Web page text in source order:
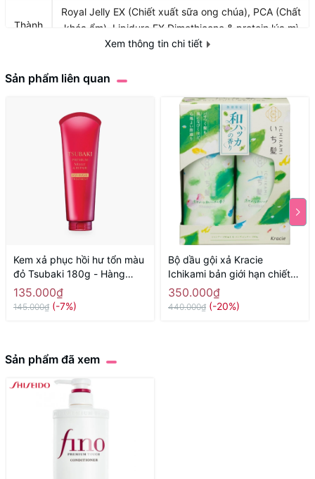
Thành
Royal Jelly EX (Chiết xuất sữa ong chúa), PCA (Chất
khóa ẩm), Lipidure EX,Dimethicone & protein lúa mì
thủy phân
Xem thông tin chi tiết
Sản phẩm liên quan
Kem xả phục hồi hư tổn màu
đỏ Tsubaki 180g - Hàng
Nhật chính hãng
135.000₫
145.000₫ (-7%)
Bộ dầu gội xả Kracie
Ichikami bản giới hạn chiết
xuất thảo dược và bạc hà
450ml + 450g dùng cho
350.000₫
440.000₫ (-20%)
Sản phẩm đã xem